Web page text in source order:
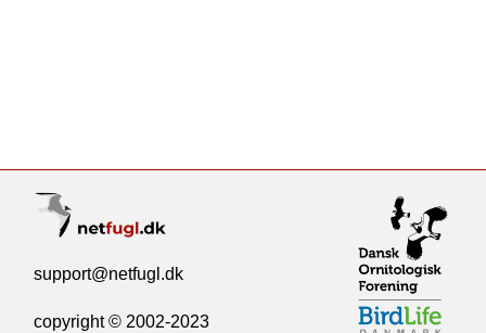
support@netfugl.dk
copyright © 2002-2023